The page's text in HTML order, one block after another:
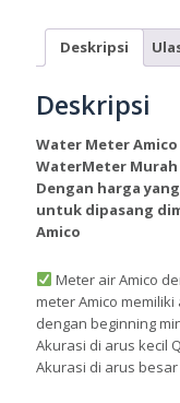
Deskripsi
Deskripsi
Water Meter
WaterMeter Murah
Dengan harga
untuk dipasang
Amico
Meter air Amico
meter Amico
dengan beginning
Akurasi di arus kecil
Akurasi di arus besar